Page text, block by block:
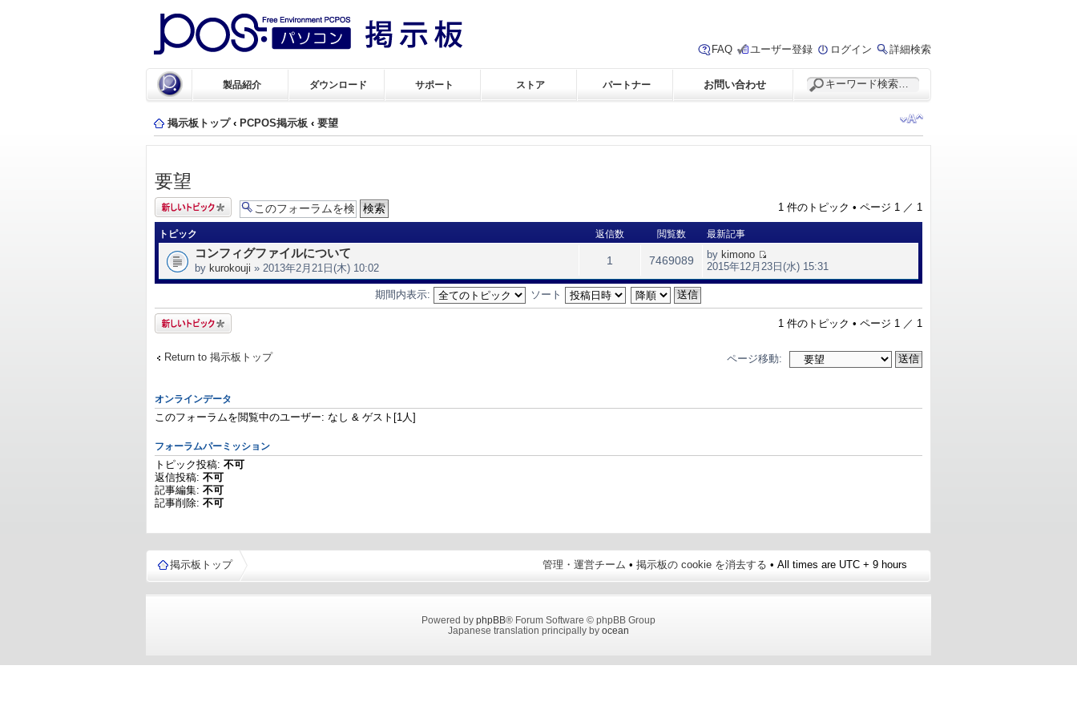
FAQ ユーザー登録 ログイン 詳細検索
製品紹介 ダウンロード サポート ストア パートナー お問い合わせ
掲示板トップ ‹ PCPOS掲示板 ‹ 要望
要望
トピックを投稿
する
1 件のトピック • ページ 1 ／ 1
トピック 返信数 閲覧数 最新記事
コンフィグファイルについて
by kurokouji » 2013年2月21日(木) 10:02
1 7469089 by kimono
2015年12月23日(水) 15:31
期間内表示: ソート
トピックを投稿
する
1 件のトピック • ページ 1 ／ 1
Return to 掲示板トップ ページ移動:
オンラインデータ
このフォーラムを閲覧中のユーザー: なし & ゲスト[1人]
フォーラムパーミッション
トピック投稿: 不可
返信投稿: 不可
記事編集: 不可
記事削除: 不可
掲示板トップ 管理・運営チーム • 掲示板の cookie を消去する • All times are UTC + 9 hours
Powered by phpBB® Forum Software © phpBB Group
Japanese translation principally by ocean